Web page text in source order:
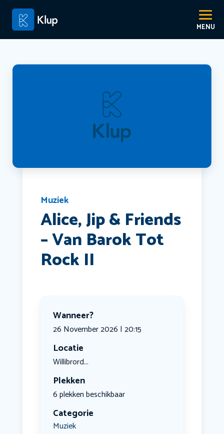
Muziek
Alice, Jip & Friends
– Van Barok Tot
Rock II
Wanneer?
26 November 2026 | 20:15
Locatie
Willibrord...
Plekken
6 plekken beschikbaar
Categorie
Muziek